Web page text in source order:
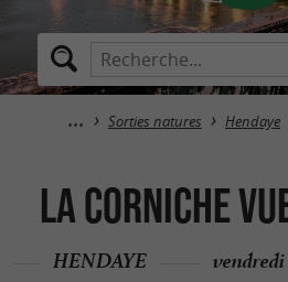
Sorties natures Hendaye
La Corniche
HENDAYE